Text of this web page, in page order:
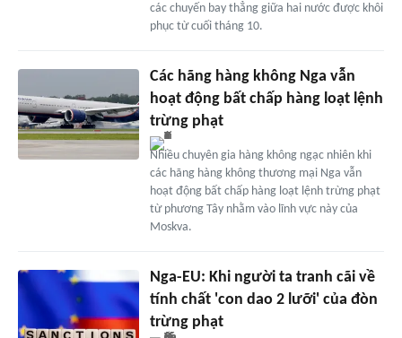
các chuyến bay thẳng giữa hai nước được khôi
phục từ cuối tháng 10.
Các hãng hàng không Nga vẫn
hoạt động bất chấp hàng loạt lệnh
trừng phạt
Nhiều chuyên gia hàng không ngạc nhiên khi
các hãng hàng không thương mại Nga vẫn
hoạt động bất chấp hàng loạt lệnh trừng phạt
từ phương Tây nhằm vào lĩnh vực này của
Moskva.
Nga-EU: Khi người ta tranh cãi về
tính chất 'con dao 2 lưỡi' của đòn
trừng phạt